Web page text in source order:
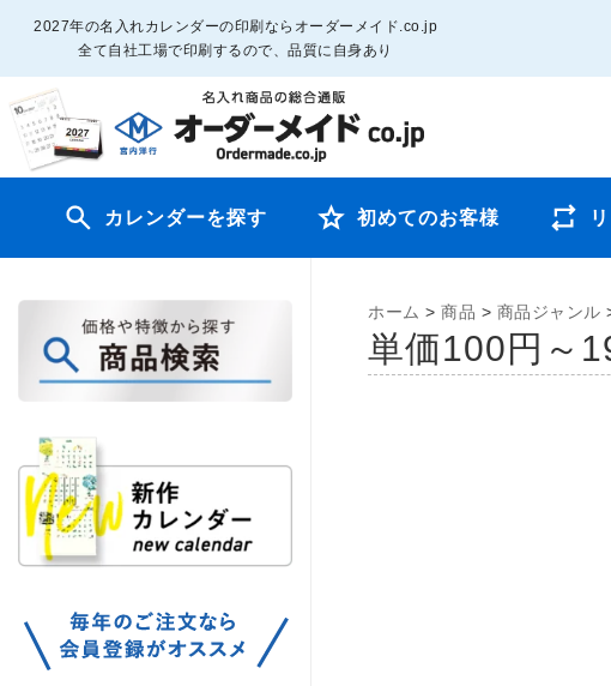
2027年の名入れカレンダーの印刷ならオーダーメイド.co.jp
全て自社工場で印刷するので、品質に自身あり
カレンダーを探す 初めてのお客様
ホーム > 商品 > 商品ジャンル
単価100円～